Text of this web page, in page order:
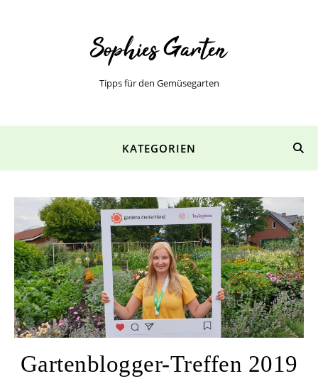
Tipps für den Gemüsegarten
KATEGORIEN
Gartenblogger-Treffen 2019